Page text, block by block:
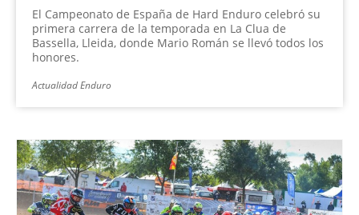
El Campeonato de España de Hard Enduro celebró su
primera carrera de la temporada en La Clua de
Bassella, Lleida, donde Mario Román se llevó todos los
honores.
Actualidad Enduro